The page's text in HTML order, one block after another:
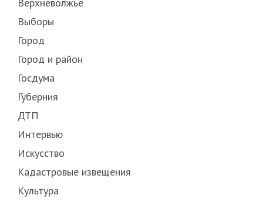
Верхневолжье
Выборы
Город
Город и район
Госдума
Губерния
ДТП
Интервью
Искусство
Кадастровые извещения
Культура